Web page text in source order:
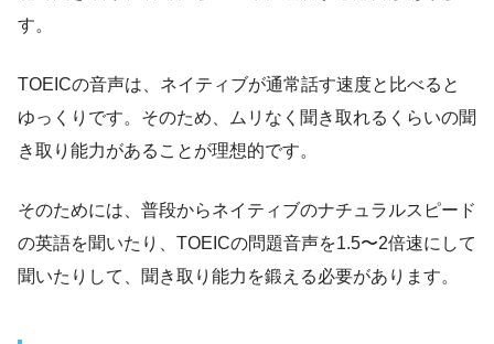
す。
TOEICの音声は、ネイティブが通常話す速度と比べると
ゆっくりです。そのため、ムリなく聞き取れるくらいの聞
き取り能力があることが理想的です。
そのためには、普段からネイティブのナチュラルスピード
の英語を聞いたり、TOEICの問題音声を1.5〜2倍速にして
聞いたりして、聞き取り能力を鍛える必要があります。